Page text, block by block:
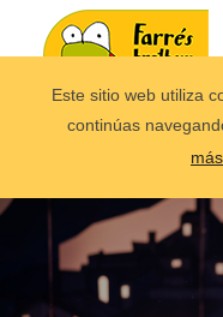
Este sitio web utiliza
continúas
más